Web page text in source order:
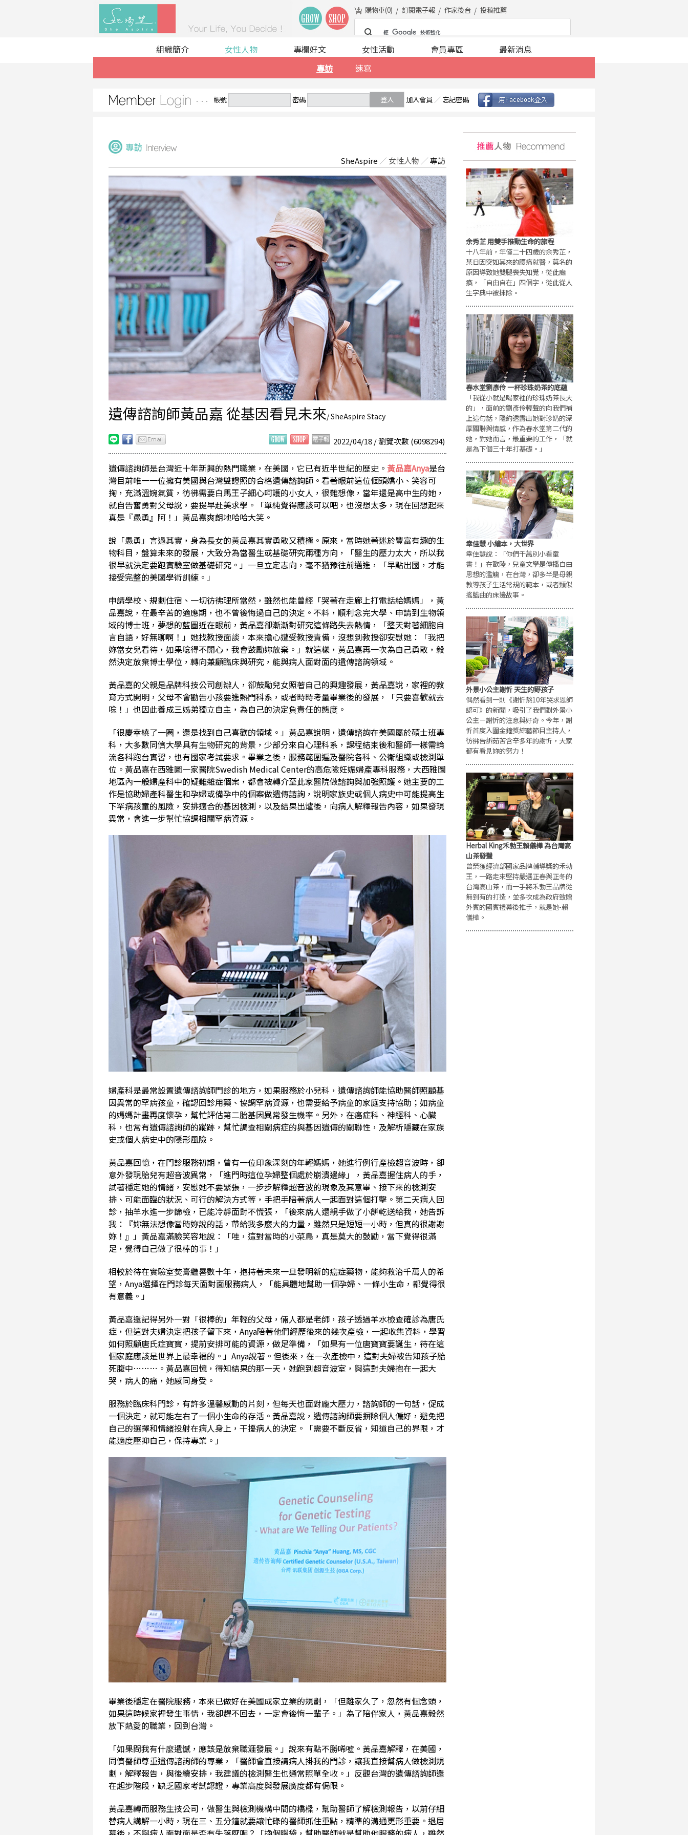
購物車(0) 訂閱電子報 作家後台 投稿推薦
組織簡介
女性人物
專訪
速寫
專欄好文 女性活動 會員專區 最新消息
帳號 密碼 登入 加入會員 ／ 忘記密碼
SheAspire ／ 女性人物 ／專訪
遺傳諮詢師黃品嘉 從基因看見未來/ SheAspire Stacy
2022/04/18 / 瀏覽次數 (6098294)
遺傳諮詢師是台灣近十年新興的熱門職業，在美國，它已有近半世紀的歷史。 黃品嘉Anya是台
灣目前唯一一位擁有美國與台灣雙證照的合格遺傳諮詢師。看著眼前這位個頭嬌小、笑容可
掬，充滿溫婉氣質，彷彿需要白馬王子細心呵護的小女人，很難想像，當年還是高中生的她，
就自告奮勇對父母說，要提早赴美求學。「單純覺得應該可以吧，也沒想太多，現在回想起來
真是『愚勇』阿！」黃品嘉爽朗地哈哈大笑。
說「愚勇」言過其實，身為長女的黃品嘉其實勇敢又積極。原來，當時她著迷於豐富有趣的生
物科目，盤算未來的發展，大致分為當醫生或基礎研究兩種方向，「醫生的壓力太大，所以我
很早就決定要跑實驗室做基礎研究。」一旦立定志向，毫不猶豫往前邁進，「早點出國，才能
接受完整的美國學術訓練。」
申請學校、規劃住宿、一切彷彿理所當然，雖然也能曾經「哭著在走廊上打電話給媽媽」，黃
品嘉說，在最辛苦的適應期，也不曾後悔過自己的決定。不料，順利念完大學、申請到生物領
域的博士班，夢想的藍圖近在眼前，黃品嘉卻漸漸對研究這條路失去熱情，「整天對著細胞自
言自語，好無聊啊！」她找教授面談，本來擔心遭受教授責備，沒想到教授卻安慰她：「我把
妳當女兒看待，如果唸得不開心，我會鼓勵妳放棄。」就這樣，黃品嘉再一次為自己勇敢，毅
然決定放棄博士學位，轉向兼顧臨床與研究，能與病人面對面的遺傳諮詢領域。
黃品嘉的父親是品牌科技公司創辦人，卻鼓勵兒女照著自己的興趣發展，黃品嘉說，家裡的教
育方式開明，父母不會勸告小孩要進熱門科系，或者時時考量畢業後的發展，「只要喜歡就去
唸！」也因此養成三姊弟獨立自主，為自己的決定負責任的態度。
「很慶幸繞了一圈，還是找到自己喜歡的領域。」黃品嘉說明，遺傳諮詢在美國屬於碩士班專
科，大多數同儕大學具有生物研究的背景，少部分來自心理科系，課程結束後和醫師一樣需輪
流各科跑台實習，也有國家考試要求。畢業之後，服務範圍遍及醫院各科、公衛組織或檢測單
位。黃品嘉在西雅圖一家醫院Swedish Medical Center的高危險妊娠婦產專科服務，大西雅圖
地區內一般婦產科中的疑難雜症個案，都會被轉介至此家醫院做諮詢與加強照護。她主要的工
作是協助婦產科醫生和孕婦或備孕中的個案做遺傳諮詢，說明家族史或個人病史中可能提高生
下罕病孩童的風險，安排適合的基因檢測，以及結果出爐後，向病人解釋報告內容，如果發現
異常，會進一步幫忙協調相關罕病資源。
婦產科是最常設置遺傳諮詢師門診的地方，如果服務於小兒科，遺傳諮詢師能協助醫師照顧基
因異常的罕病孩童，確認回診用藥、協調罕病資源，也需要給予病童的家庭支持協助；如病童
的媽媽計畫再度懷孕，幫忙評估第二胎基因異常發生機率。另外，在癌症科、神經科、心臟
科，也常有遺傳諮詢師的蹤跡，幫忙調查相關病症的與基因遺傳的關聯性，及解析隱藏在家族
史或個人病史中的隱形風險。
黃品嘉回憶，在門診服務初期，曾有一位印象深刻的年輕媽媽，她進行例行產檢超音波時，卻
意外發現胎兒有超音波異常，「進門時這位孕婦整個處於崩潰邊緣」，黃品嘉握住病人的手，
試著穩定她的情緒，安慰她不要緊張，一步步解釋超音波的現象及其意畢、接下來的檢測安
排、可能面臨的狀況、可行的解決方式等，手把手陪著病人一起面對這個打擊。第二天病人回
診，抽羊水進一步篩檢，已能冷靜面對不慌張，「後來病人還親手做了小餅乾送給我，她告訴
我：『妳無法想像當時妳說的話，帶給我多麼大的力量，雖然只是短短一小時，但真的很謝謝
妳！』」黃品嘉滿臉笑容地說：「哇，這對當時的小菜鳥，真是莫大的鼓勵，當下覺得很滿
足，覺得自己做了很棒的事！」
相較於待在實驗室焚膏繼晷數十年，抱持著未來一旦發明新的癌症藥物，能夠救治千萬人的希
望，Anya選擇在門診每天面對面服務病人，「能具體地幫助一個孕婦、一條小生命，都覺得很
有意義。」
黃品嘉還記得另外一對「很棒的」年輕的父母，倆人都是老師，孩子透過羊水檢查確診為唐氏
症，但這對夫婦決定把孩子留下來，Anya陪著他們經歷後來的幾次產檢，一起收集資料，學習
如何照顧唐氏症寶寶，提前安排可能的資源，做足準備，「如果有一位唐寶寶要誕生，待在這
個家庭應該是世界上最幸褔的。」Anya說著。但後來，在一次產檢中，這對夫婦被告知孩子胎
死腹中………。黃品嘉回憶，得知結果的那一天，她跑到超音波室，與這對夫婦抱在一起大
哭，病人的痛，她感同身受。
服務於臨床科門診，有許多溫馨感動的片刻，但每天也面對龐大壓力，諮詢師的一句話，促成
一個決定，就可能左右了一個小生命的存活。黃品嘉說，遺傳諮詢師要摒除個人偏好，避免把
自己的選擇和情緒投射在病人身上，干擾病人的決定。「需要不斷反省，知道自己的界限，才
能適度壓抑自己，保持專業。」
畢業後穩定在醫院服務，本來已做好在美國成家立業的規劃，「但離家久了，忽然有個念頭，
如果這時候家裡發生事情，我卻趕不回去，一定會後悔一輩子。」為了陪伴家人，黃品嘉毅然
放下熱愛的職業，回到台灣。
「如果問我有什麼遺憾，應該是放棄職涯發展。」說來有點不勝唏噓。黃品嘉解釋，在美國，
同儕醫師尊重遺傳諮詢師的專業，「醫師會直接請病人掛我的門診，讓我直接幫病人做檢測規
劃，解釋報告，與後續安排，我建議的檢測醫生也通常照單全收。」反觀台灣的遺傳諮詢師還
在起步階段，缺乏國家考試認證，專業高度與發展廣度都有侷限。
黃品嘉轉而服務生技公司，做醫生與檢測機構中間的橋樑，幫助醫師了解檢測報告，以前仔細
替病人講解一小時，現在三、五分鐘就要讓忙碌的醫師抓住重點，精準的溝通更形重要。退居
余秀芷 用雙手推動生命的旅程
十八年前，年僅二十四歲的余秀芷，
某日因突如其來的腰痛就醫，莫名的
原因導致她雙腿喪失知覺，從此癱
瘓，「自由自在」四個字，從此從人
生字典中被抹除。
春水堂劉彥伶 一杯珍珠奶茶的底蘊
「我從小就是喝家裡的珍珠奶茶長大
的」，面前的劉彥伶輕聲的向我們補
上這句話，隱約透露出她對珍奶的深
厚關聯與情感，作為春水堂第二代的
她，對她而言，最重要的工作，「就
是為下個三十年打基礎。」
幸佳慧 小繪本，大世界
幸佳慧說：「你們千萬別小看童
書！」在歐陸，兒童文學是傳播自由
思想的濫觴，在台灣，卻多半是母親
教導孩子生活常規的範本，或者類似
搖籃曲的床邊故事。
外景小公主謝忻 天生的野孩子
偶然看到一則《謝忻熬10年哭求恩師
認可》的新聞，吸引了我們對外景小
公主－謝忻的注意與好奇。今年，謝
忻首度入圍金鐘獎綜藝節目主持人，
彷彿告訴茹苦含辛多年的謝忻，大家
都有看見妳的努力！
Herbal King禾勃王賴儀樺 為台灣高
山茶發聲
曾榮獲經濟部國家品牌輔導獎的禾勃
王，一路走來堅持嚴選正春與正冬的
台灣高山茶，而一手將禾勃王品牌從
無到有的打造，並多次成為政府致贈
外賓的國賓禮幕後推手，就是她-賴
儀樺。